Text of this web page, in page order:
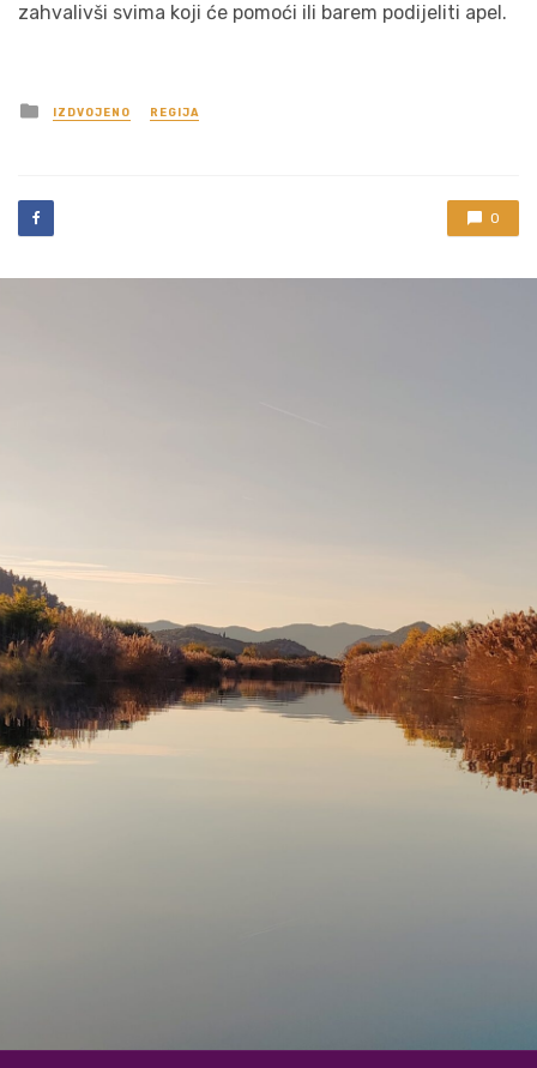
zahvalivši svima koji će pomoći ili barem podijeliti apel.
Posted
in
IZDVOJENO REGIJA
0